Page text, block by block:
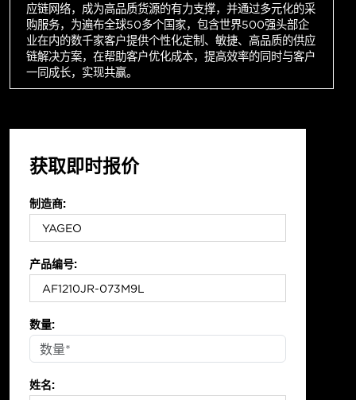
应链网络，成为高品质货源的有力支撑，并通过多元化的采
购服务，为遍布全球50多个国家，包含世界500强头部企
业在内的数千家客户提供个性化定制、敏捷、高品质的供应
链解决方案，在帮助客户优化成本，提高效率的同时与客户
一同成长，实现共赢。
获取即时报价
制造商:
产品编号:
数量:
姓名: